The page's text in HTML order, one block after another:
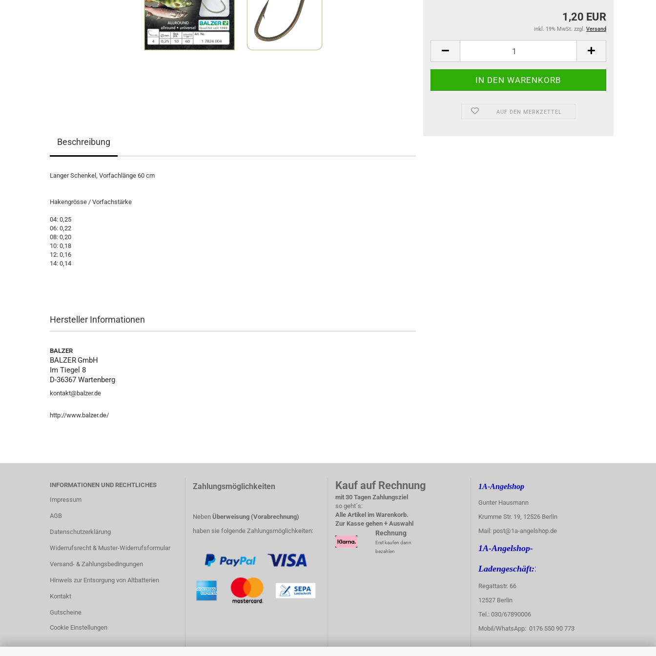
1,20 EUR
inkl. 19% MwSt. zzgl. Versand
AUF DEN MERKZETTEL
Beschreibung
Langer Schenkel, Vorfachlänge 60 cm
Hakengrösse / Vorfachstärke
04: 0,25
06: 0,22
08: 0,20
10: 0,18
12: 0,16
14: 0,14
Hersteller Informationen
BALZER
BALZERGmbH
Im Tiegel 8
D-36367 Wartenberg
kontakt@balzer.de
http://www.balzer.de/
INFORMATIONEN UND RECHTLICHES
Impressum
AGB
Datenschutzerklärung
Widerrufsrecht & Muster-Widerrufsformular
Versand- & Zahlungsbedingungen
Hinweis zur Entsorgung von Altbatterien
Kontakt
Gutscheine
Cookie Einstellungen
Zahlungsmöglichkeiten
NebenÜberweisung (Vorabrechnung)
haben sie folgende Zahlungsmöglichkeiten:
Kauf auf Rechnung
mit 30 Tagen Zahlungsziel
so geht´s:
Alle Artikel im Warenkorb.
Zur Kasse gehen + Auswahl
Rechnung
Erst kaufen dann
bezahlen
1A-Angelshop
Gunter Hausmann
Krumme Str. 19, 12526 Berlin
Mail: post@1a-angelshop.de
1A-Angelshop-
Ladengeschäft::
Regattastr. 66
12527 Berlin
Tel.: 030/67890006
Mobil/WhatsApp: 0176 550 90 773